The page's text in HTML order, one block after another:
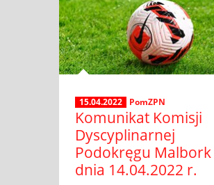
15.04.2022 PomZPN
Komunikat Komisji
Dyscyplinarnej
Podokręgu Malbork
dnia 14.04.2022 r.